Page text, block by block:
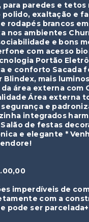
para paredes e
exaltação e
e rodapés brancos
nos ambientes
e bons
com acesso
Portão
e conforto Sacada
Blindex, mais
área externa com
Área externa
segurança e
integrados
de festas
e elegante *
imperdíveis de
com a
pode ser